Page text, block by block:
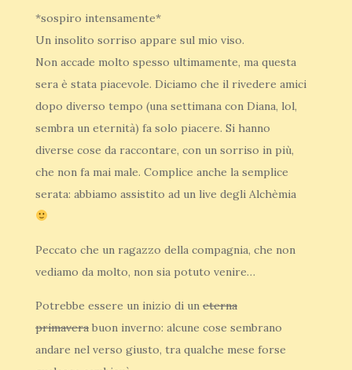
*sospiro intensamente*
Un insolito sorriso appare sul mio viso.
Non accade molto spesso ultimamente, ma questa
sera è stata piacevole. Diciamo che il rivedere amici
dopo diverso tempo (una settimana con Diana, lol,
sembra un eternità) fa solo piacere. Si hanno
diverse cose da raccontare, con un sorriso in più,
che non fa mai male. Complice anche la semplice
serata: abbiamo assistito ad un live degli Alchèmia
Peccato che un ragazzo della compagnia, che non
vediamo da molto, non sia potuto venire…
Potrebbe essere un inizio di un eterna
primavera buon inverno: alcune cose sembrano
andare nel verso giusto, tra qualche mese forse